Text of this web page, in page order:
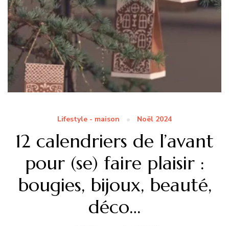
Lifestyle - maison Noël 2024
12 calendriers de l’avant
pour (se) faire plaisir :
bougies, bijoux, beauté,
déco…